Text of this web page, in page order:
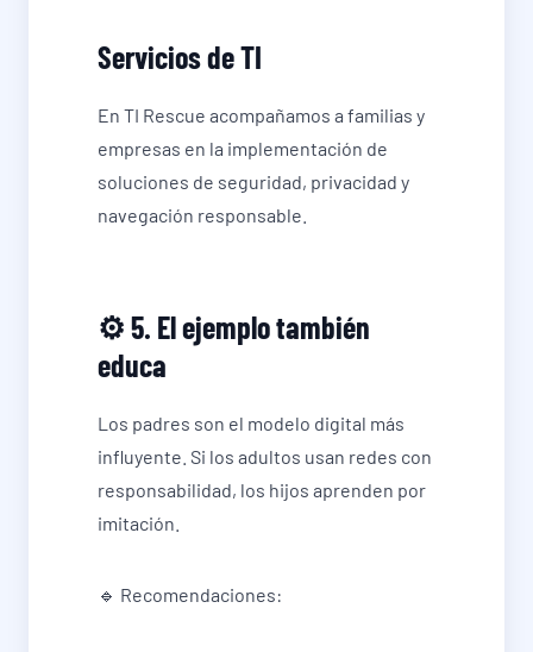
Servicios de TI
En TI Rescue acompañamos a familias y
empresas en la implementación de
soluciones de seguridad, privacidad y
navegación responsable.
⚙️ 5. El ejemplo también
educa
Los padres son el modelo digital más
influyente. Si los adultos usan redes con
responsabilidad, los hijos aprenden por
imitación.
🔹 Recomendaciones: